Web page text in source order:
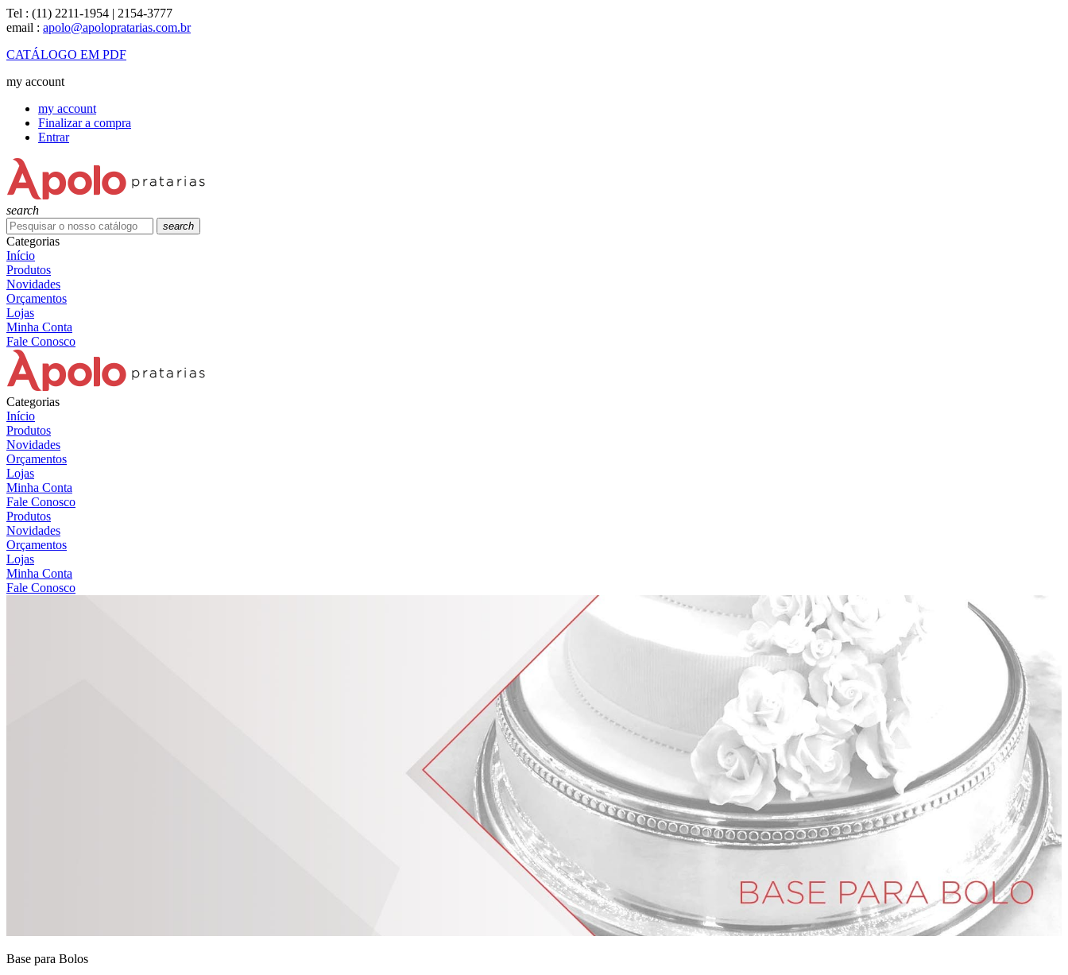
Tel : (11) 2211-1954 | 2154-3777
email : apolo@apolopratarias.com.br
CATÁLOGO EM PDF
my account
my account
Finalizar a compra
Entrar
search
search
Categorias
Início
Produtos
Novidades
Orçamentos
Lojas
Minha Conta
Fale Conosco
Categorias
Início
Produtos
Novidades
Orçamentos
Lojas
Minha Conta
Fale Conosco
Produtos
Novidades
Orçamentos
Lojas
Minha Conta
Fale Conosco
Base para Bolos